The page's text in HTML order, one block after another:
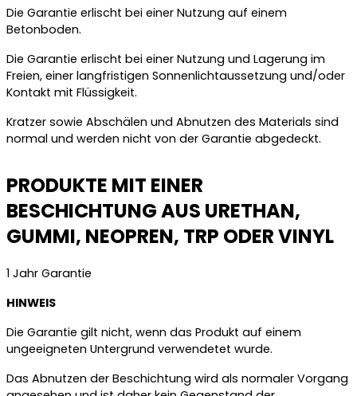
Die Garantie erlischt bei einer Nutzung auf einem
Betonboden.
Die Garantie erlischt bei einer Nutzung und Lagerung im
Freien, einer langfristigen Sonnenlichtaussetzung und/oder
Kontakt mit Flüssigkeit.
Kratzer sowie Abschälen und Abnutzen des Materials sind
normal und werden nicht von der Garantie abgedeckt.
PRODUKTE MIT EINER
BESCHICHTUNG AUS URETHAN,
GUMMI, NEOPREN, TRP ODER VINYL
1 Jahr Garantie
HINWEIS
Die Garantie gilt nicht, wenn das Produkt auf einem
ungeeigneten Untergrund verwendetet wurde.
Das Abnutzen der Beschichtung wird als normaler Vorgang